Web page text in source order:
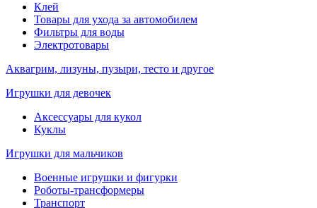
Клей
Товары для ухода за автомобилем
Фильтры для воды
Электротовары
Аквагрим, лизуны, пузыри, тесто и другое
Игрушки для девочек
Аксессуары для кукол
Куклы
Игрушки для мальчиков
Военные игрушки и фигурки
Роботы-трансформеры
Транспорт